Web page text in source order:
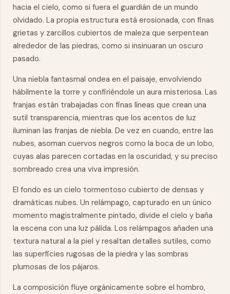
hacia el cielo, como si fuera el guardián de un mundo
olvidado. La propia estructura está erosionada, con finas
grietas y zarcillos cubiertos de maleza que serpentean
alrededor de las piedras, como si insinuaran un oscuro
pasado.
Una niebla fantasmal ondea en el paisaje, envolviendo
hábilmente la torre y confiriéndole un aura misteriosa. Las
franjas están trabajadas con finas líneas que crean una
sutil transparencia, mientras que los acentos de luz
iluminan las franjas de niebla. De vez en cuando, entre las
nubes, asoman cuervos negros como la boca de un lobo,
cuyas alas parecen cortadas en la oscuridad, y su preciso
sombreado crea una viva impresión.
El fondo es un cielo tormentoso cubierto de densas y
dramáticas nubes. Un relámpago, capturado en un único
momento magistralmente pintado, divide el cielo y baña
la escena con una luz pálida. Los relámpagos añaden una
textura natural a la piel y resaltan detalles sutiles, como
las superficies rugosas de la piedra y las sombras
plumosas de los pájaros.
La composición fluye orgánicamente sobre el hombro,